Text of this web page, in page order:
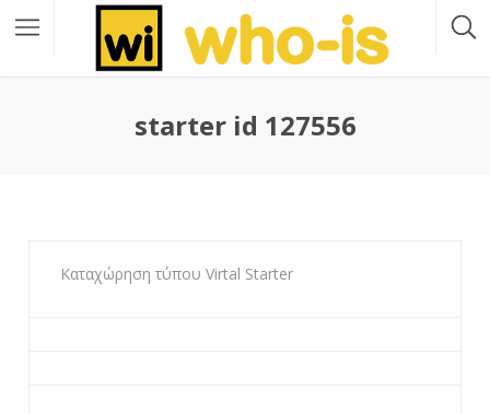
starter id 127556
Καταχώρηση τύπου Virtal Starter